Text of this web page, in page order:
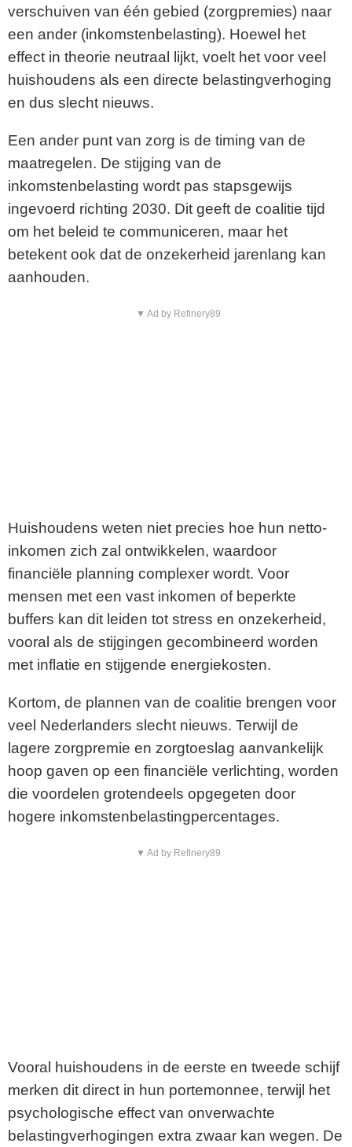
verschuiven van één gebied (zorgpremies) naar
een ander (inkomstenbelasting). Hoewel het
effect in theorie neutraal lijkt, voelt het voor veel
huishoudens als een directe belastingverhoging
en dus slecht nieuws.
Een ander punt van zorg is de timing van de
maatregelen. De stijging van de
inkomstenbelasting wordt pas stapsgewijs
ingevoerd richting 2030. Dit geeft de coalitie tijd
om het beleid te communiceren, maar het
betekent ook dat de onzekerheid jarenlang kan
aanhouden.
▼ Ad by Refinery89
Huishoudens weten niet precies hoe hun netto-
inkomen zich zal ontwikkelen, waardoor
financiële planning complexer wordt. Voor
mensen met een vast inkomen of beperkte
buffers kan dit leiden tot stress en onzekerheid,
vooral als de stijgingen gecombineerd worden
met inflatie en stijgende energiekosten.
Kortom, de plannen van de coalitie brengen voor
veel Nederlanders slecht nieuws. Terwijl de
lagere zorgpremie en zorgtoeslag aanvankelijk
hoop gaven op een financiële verlichting, worden
die voordelen grotendeels opgegeten door
hogere inkomstenbelastingpercentages.
▼ Ad by Refinery89
Vooral huishoudens in de eerste en tweede schijf
merken dit direct in hun portemonnee, terwijl het
psychologische effect van onverwachte
belastingverhogingen extra zwaar kan wegen. De